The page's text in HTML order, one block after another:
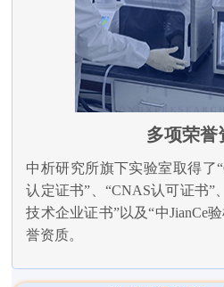
多项荣誉
中析研究所旗下实验室取得了
认定证书”、“CNAS认可证书”
技术企业证书”以及“中JianCe
誉资质。